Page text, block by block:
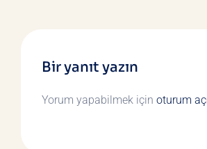
Bir yanıt yazın
Yorum yapabilmek için oturum